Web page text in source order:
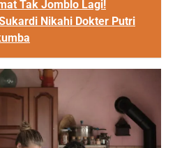
Tak Jomblo Lagi!
Nikahi Dokter Putri